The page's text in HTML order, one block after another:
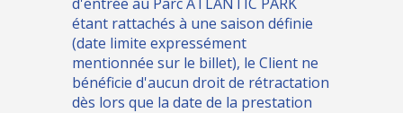
étant rattachés à une saison définie
(date limite expressément
mentionnée sur le billet), le Client ne
bénéficie d'aucun droit de rétractation
dès lors que la date de la prestation